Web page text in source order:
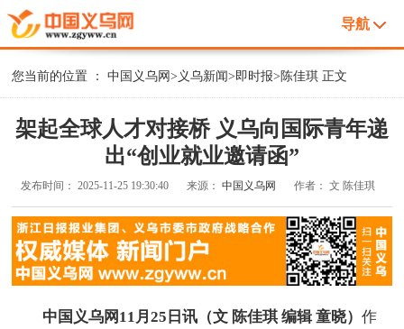
导航
您当前的位置 ：中国义乌网> 义乌新闻>即时报> 陈佳琪 正文
架起全球人才对接桥 义乌向国际青年递
出“创业就业邀请函”
发布时间：2025-11-25 19:30:40 来源：中国义乌网 作者：文 陈佳琪
中国义乌网11月25日讯（文 陈佳琪 编辑 童晓）作